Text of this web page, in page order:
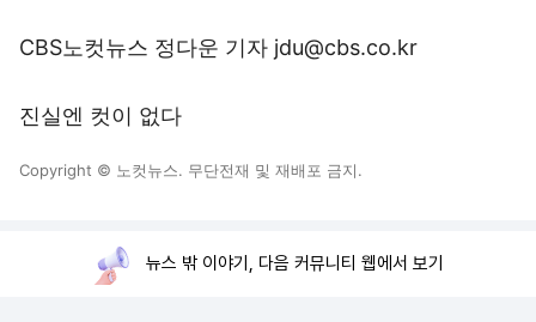
CBS노컷뉴스 정다운 기자 jdu@cbs.co.kr
진실엔 컷이 없다
Copyright © 노컷뉴스. 무단전재 및 재배포 금지.
뉴스 밖 이야기, 다음 커뮤니티 웹에서 보기